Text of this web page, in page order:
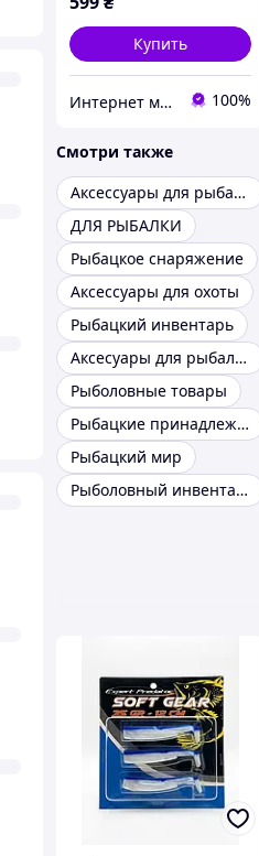
Купить
Интернет магазин Mega Shop 100%
Смотри также
Аксессуары для рыбалки
ДЛЯ РЫБАЛКИ
Рыбацкое снаряжение
Аксессуары для охоты
Рыбацкий инвентарь
Аксесуары для рыбалки
Рыболовные товары
Рыбацкие принадлежности
Рыбацкий мир
Рыболовный инвентарь